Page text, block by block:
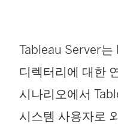
Tableau Server는
디렉터리에 대한
시나리오에서
시스템 사용자로